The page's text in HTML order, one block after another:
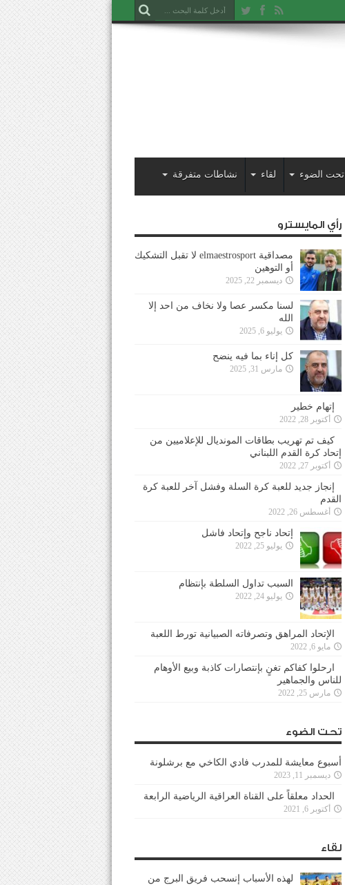
تحت الضوء لقاء نشاطات متفرقة
رأي المايسترو
مصداقية elmaestrosport لا تقبل التشكيك
أو التوهين
ديسمبر 22, 2025
لسنا مكسر عصا ولا نخاف من احد إلا
الله
يوليو 6, 2025
كل إناء بما فيه ينضح
مارس 31, 2025
إتهام خطير
أكتوبر 28, 2022
كيف تم تهريب بطاقات المونديال للإعلاميين من
إتحاد كرة القدم اللبناني
أكتوبر 27, 2022
إنجاز جديد للعبة كرة السلة وفشل آخر للعبة كرة
القدم
أغسطس 26, 2022
إتحاد ناجح وإتحاد فاشل
يوليو 25, 2022
السبب تداول السلطة بإنتظام
يوليو 24, 2022
الإتحاد المراهق وتصرفاته الصبيانية تورط اللعبة
مايو 6, 2022
ارحلوا كفاكم تغنٍ بإنتصارات كاذبة وبيع الأوهام
للناس والجماهير
مارس 25, 2022
تحت الضوء
أسبوع معايشة للمدرب فادي الكاخي مع برشلونة
ديسمبر 11, 2023
الحداد معلقاً على القناة العراقية الرياضية الرابعة
أكتوبر 6, 2021
لقاء
لهذه الأسباب إنسحب فريق البرج من